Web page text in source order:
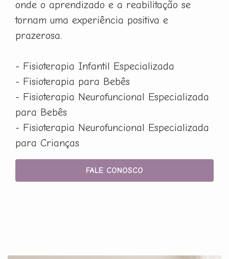
onde o aprendizado e a reabilitação se
tornam uma experiência positiva e
prazerosa.
- Fisioterapia Infantil Especializada
- Fisioterapia para Bebês
- Fisioterapia Neurofuncional Especializada
para Bebês
- Fisioterapia Neurofuncional Especializada
para Crianças
FALE CONOSCO